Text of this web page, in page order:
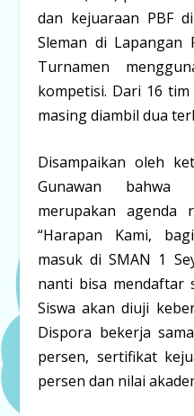
dan kejuaraan PBF
Sleman di Lapangan
Turnamen
kompetisi. Dari 16
masing diambil dua
Disampaikan oleh
Gunawan
merupakan agenda
“Harapan Kami,
masuk di SMAN 1
nanti bisa mendaftar
Siswa akan diuji
Dispora bekerja
persen, sertifikat
persen dan nilai